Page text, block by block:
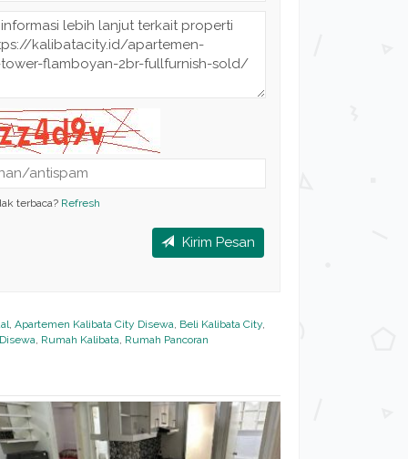
terbaca? Refresh
Kirim Pesan
, Apartemen Kalibata City Disewa, Beli Kalibata City,
, Rumah Kalibata, Rumah Pancoran